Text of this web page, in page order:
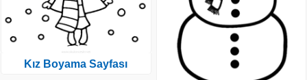
Kız Boyama Sayfası